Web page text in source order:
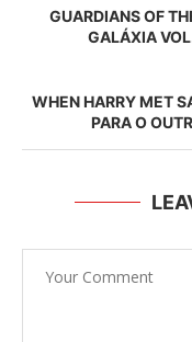
GUARDIANS OF
GALÁXIA
WHEN HARRY MET
PARA O